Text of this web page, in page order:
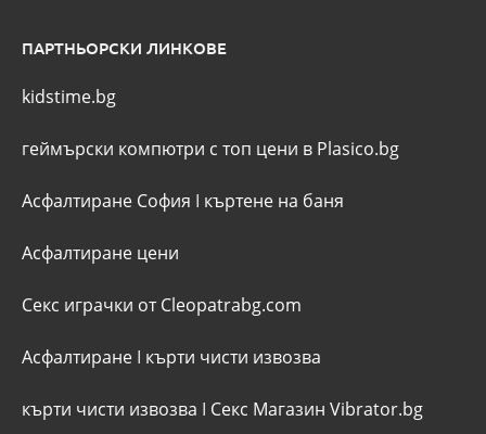
ПАРТНЬОРСКИ ЛИНКОВЕ
kidstime.bg
геймърски компютри с топ цени в Plasico.bg
Асфалтиране София I къртене на баня
Асфалтиране цени
Секс играчки от Cleopatrabg.com
Асфалтиране I кърти чисти извозва
кърти чисти извозва I Секс Магазин Vibrator.bg